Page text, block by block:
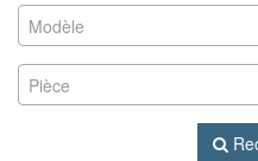
Modèle
Pièce